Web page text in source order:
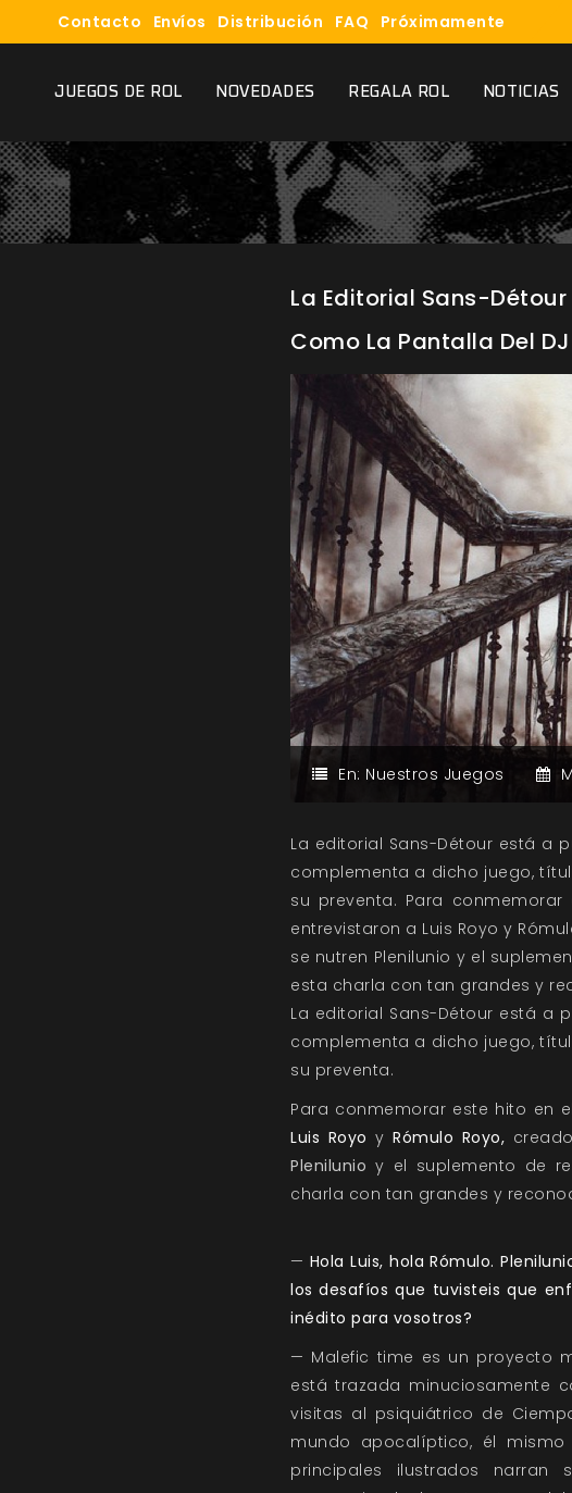
Contacto Envíos Distribución FAQ Próximamente
JUEGOS DE ROL NOVEDADES REGALA ROL NOTICIAS
La Editorial Sans-Détour
Como La Pantalla Del
En: Nuestros Juegos
La editorial Sans-Détour está a
complementa a dicho juego,
su preventa. Para
entrevistaron a Luis Royo y
se nutren Plenilunio y el
esta charla con tan grandes y
La editorial Sans-Détour está a
complementa a dicho juego,
su preventa.
Para conmemorar este hito en
Luis Royo yRómulo Royo,
Plenilunio y el suplemento de
charla con tan grandes y
— Hola Luis, hola Rómulo.
los desafíos que tuvisteis que
inédito para vosotros?
— Malefic time es un proyecto
está trazada minuciosamente
visitas al psiquiátrico de
mundo apocalíptico, él
principales ilustrados narran